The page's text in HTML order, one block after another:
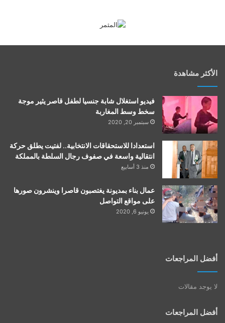
الأكثر مشاهدة
فيديو استغلال شابة جنسيا لطفل قاصر يثير موجة
سخط وسط المغاربة
سبتمبر 20, 2020
استعدادا للاستحقاقات الانتخابية.. لفتيت يطلق حركة
انتقالية واسعة في صفوف رجال السلطة بالمملكة
منذ 3 أسابيع
عمال بناء بمديونة يغتصبون قاصرا وينشرون صورها
على مواقع التواصل
يونيو 6, 2020
أفضل المراجعات
لا يوجد مقالات
أفضل المراجعات